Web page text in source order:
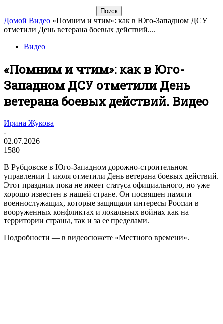
Домой Видео «Помним и чтим»: как в Юго-Западном ДСУ
отметили День ветерана боевых действий....
Видео
«Помним и чтим»: как в Юго-
Западном ДСУ отметили День
ветерана боевых действий. Видео
Ирина Жукова
-
02.07.2026
1580
В Рубцовске в Юго-Западном дорожно-строительном
управлении 1 июля отметили День ветерана боевых действий.
Этот праздник пока не имеет статуса официального, но уже
хорошо известен в нашей стране. Он посвящен памяти
военнослужащих, которые защищали интересы России в
вооруженных конфликтах и локальных войнах как на
территории страны, так и за ее пределами.
Подробности — в видеосюжете «Местного времени».